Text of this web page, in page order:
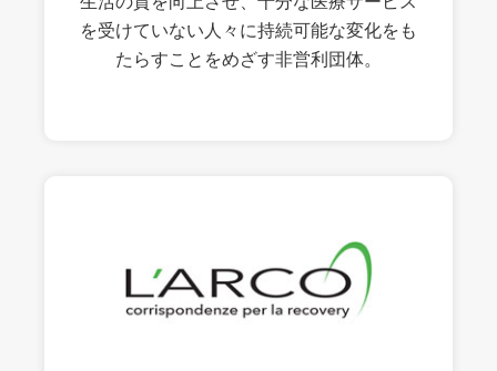
を受けていない人々に持続可能な変化をも
たらすことをめざす非営利団体。